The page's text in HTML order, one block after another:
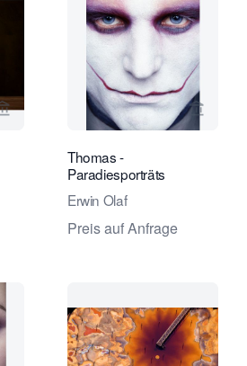
Verkaeuferseite von Eduard Planting
Thomas -
Paradiesporträts
Erwin Olaf
Preis auf Anfrage